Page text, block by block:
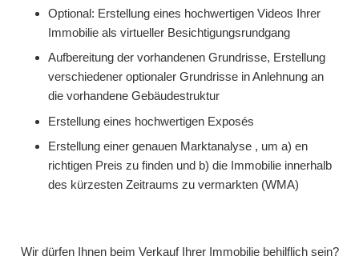
Optional: Erstellung eines hochwertigen Videos Ihrer
Immobilie als virtueller Besichtigungsrundgang
Aufbereitung der vorhandenen Grundrisse, Erstellung
verschiedener optionaler Grundrisse in Anlehnung an
die vorhandene Gebäudestruktur
Erstellung eines hochwertigen Exposés
Erstellung einer genauen Marktanalyse , um a) en
richtigen Preis zu finden und b) die Immobilie innerhalb
des kürzesten Zeitraums zu vermarkten (WMA)
Wir dürfen Ihnen beim Verkauf Ihrer Immobilie behilflich sein?